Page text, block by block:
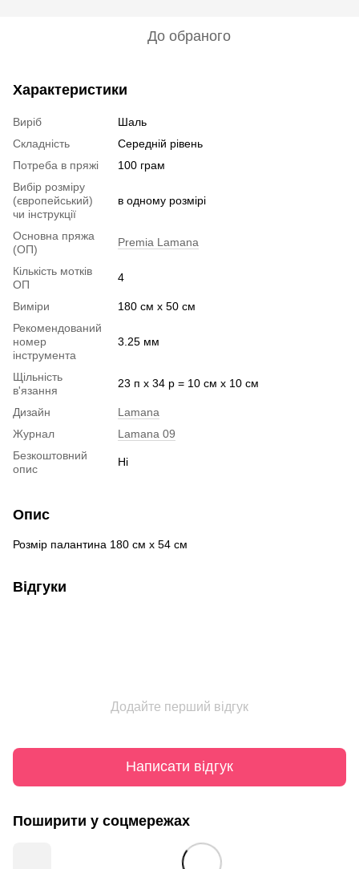
До обраного
Характеристики
Виріб
Шаль
Складність
Середній рівень
Потреба в пряжі
100 грам
Вибір розміру
(європейський)
чи інструкції
в одному розмірі
Основна пряжа
(ОП)
Premia Lamana
Кількість мотків
ОП
4
Виміри
180 см х 50 см
Рекомендований
номер
інструмента
3.25 мм
Щільність
в'язання
23 п х 34 р = 10 см х 10 см
Дизайн
Lamana
Журнал
Lamana 09
Безкоштовний
опис
Ні
Опис
Розмір палантина 180 см х 54 см
Відгуки
Додайте перший відгук
Написати відгук
Поширити у соцмережах